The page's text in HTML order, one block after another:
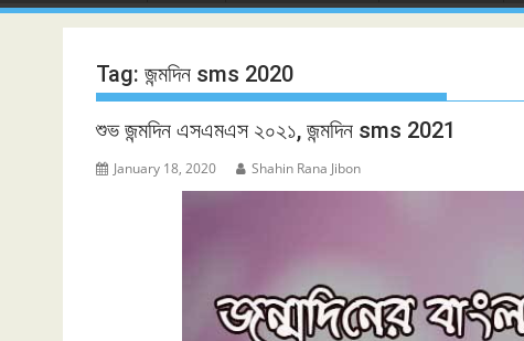
Tag: জন্মদিন sms 2020
শুভ জন্মদিন এসএমএস ২০২১, জন্মদিন sms 2021
January 18, 2020 Shahin Rana Jibon